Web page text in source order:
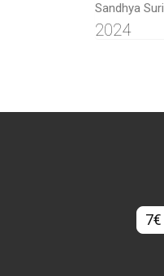
Sandhya Suri
2024
7€